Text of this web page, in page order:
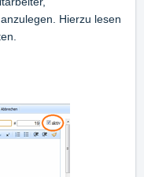
Hierzu lesen